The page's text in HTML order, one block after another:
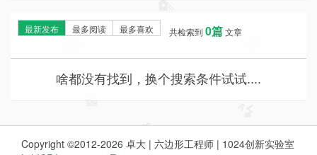
最新发布 最多阅读 最多喜欢 共检索到 0篇文章
啥都没有找到，换个搜索条件试试....
Copyright ©2012-2026 卓大 | 六边形工程师 | 1024创新实验室